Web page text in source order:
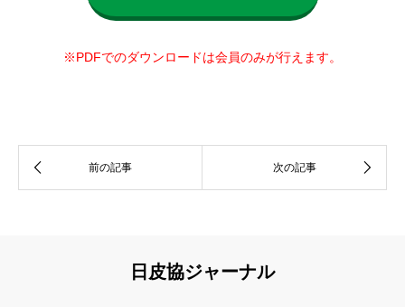
※PDFでのダウンロードは会員のみが行えます。
日皮協ジャーナル